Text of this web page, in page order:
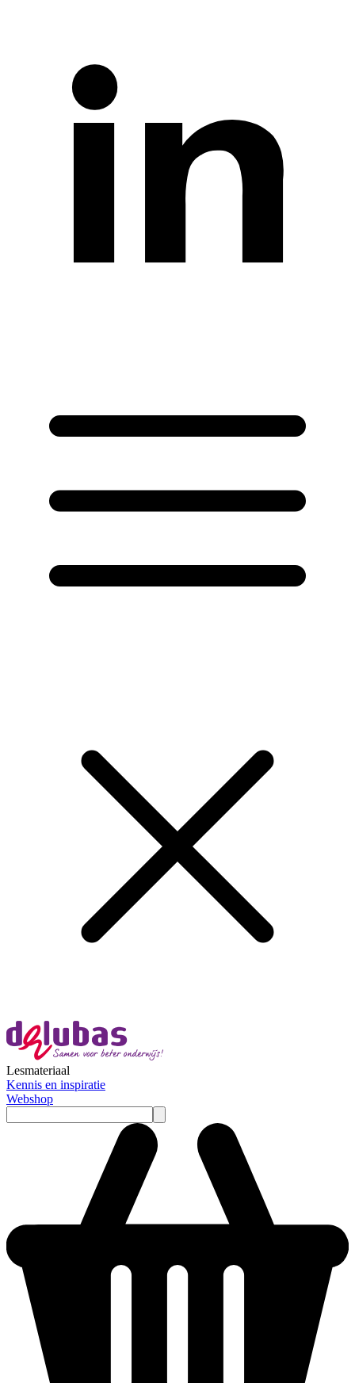
Lesmateriaal
Kennis en inspiratie
Webshop